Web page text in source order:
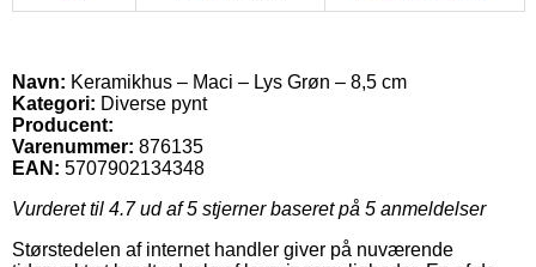
Navn: Keramikhus – Maci – Lys Grøn – 8,5 cm
Kategori: Diverse pynt
Producent:
Varenummer: 876135
EAN: 5707902134348
Vurderet til 4.7ud af 5 stjerner baseret på 5 anmeldelser
Størstedelen af internet handler giver på nuværende